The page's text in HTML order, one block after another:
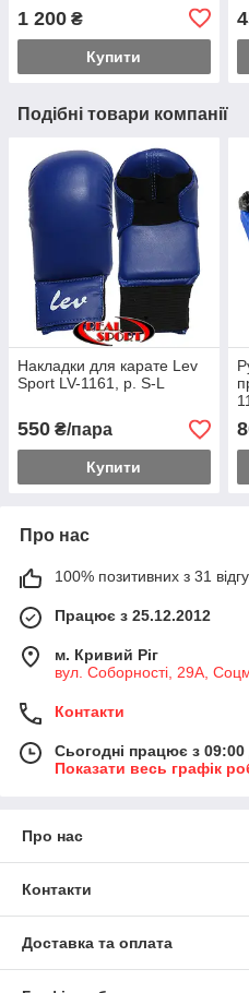
1 200 ₴
Купити
Подібні товари компанії
Накладки для карате Lev
Sport LV-1161, р. S-L
550 ₴/пара
Купити
Про нас
100% позитивних з 31
Працює з 25.12.2012
м. Кривий Ріг
вул. Соборності, 29А,
Контакти
Сьогодні працює з
Показати весь графік
Про нас
Контакти
Доставка та оплата